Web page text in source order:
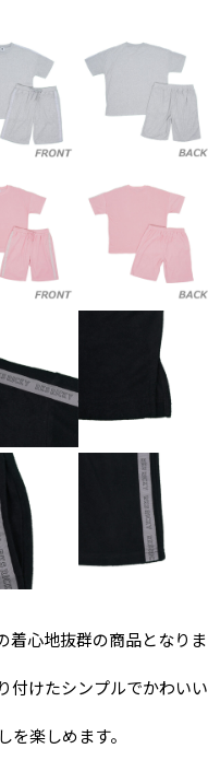
着心地抜群の商品となりま
付けたシンプルでかわいい
楽しめます。